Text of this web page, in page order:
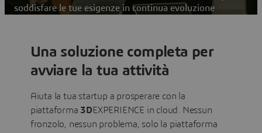
soddisfare le tue esigenze in continua evoluzione
Una soluzione completa per
avviare la tua attività
Aiuta la tua startup a prosperare con la
piattaforma 3DEXPERIENCE in cloud. Nessun
fronzolo, nessun problema, solo la piattaforma